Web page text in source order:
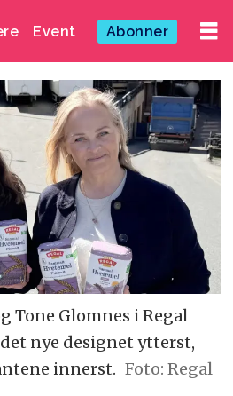
Event Abonner
Tone Glomnes i Regal
nye designet ytterst,
innerst. Foto: Regal